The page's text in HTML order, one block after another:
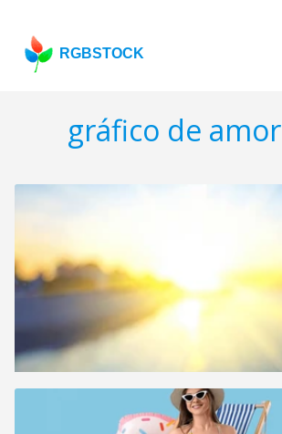
RGBSTOCK
gráfico de amor